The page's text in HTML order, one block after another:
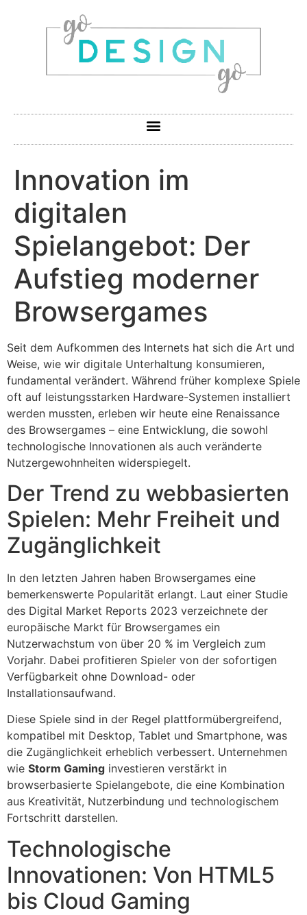
Innovation im
digitalen
Spielangebot: Der
Aufstieg moderner
Browsergames
Seit dem Aufkommen des Internets hat sich die Art und
Weise, wie wir digitale Unterhaltung konsumieren,
fundamental verändert. Während früher komplexe Spiele
oft auf leistungsstarken Hardware-Systemen installiert
werden mussten, erleben wir heute eine Renaissance
des Browsergames – eine Entwicklung, die sowohl
technologische Innovationen als auch veränderte
Nutzergewohnheiten widerspiegelt.
Der Trend zu webbasierten
Spielen: Mehr Freiheit und
Zugänglichkeit
In den letzten Jahren haben Browsergames eine
bemerkenswerte Popularität erlangt. Laut einer Studie
des Digital Market Reports 2023 verzeichnete der
europäische Markt für Browsergames ein
Nutzerwachstum von über 20 % im Vergleich zum
Vorjahr. Dabei profitieren Spieler von der sofortigen
Verfügbarkeit ohne Download- oder
Installationsaufwand.
Diese Spiele sind in der Regel plattformübergreifend,
kompatibel mit Desktop, Tablet und Smartphone, was
die Zugänglichkeit erheblich verbessert. Unternehmen
wie Storm Gaming investieren verstärkt in
browserbasierte Spielangebote, die eine Kombination
aus Kreativität, Nutzerbindung und technologischem
Fortschritt darstellen.
Technologische
Innovationen: Von HTML5
bis Cloud Gaming